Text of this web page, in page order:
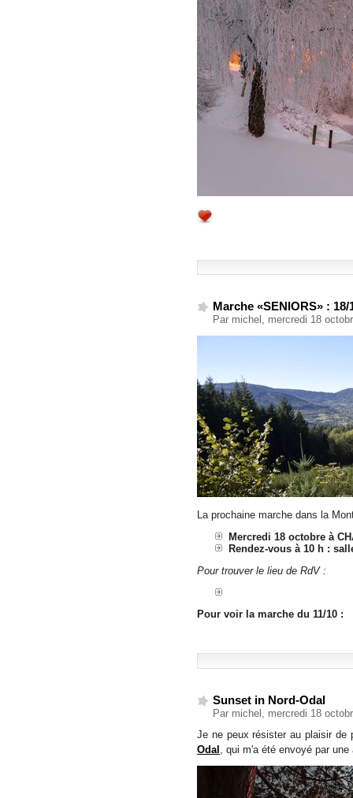
Marche «SENIORS» : 18/
Par michel, mercredi 18
La prochaine marche dans la
Mercredi 18 octobre à
Rendez-vous à 10 h :
Pour trouver le lieu de RdV :
Pour voir la marche du 11/10 :
Sunset in Nord-Odal
Par michel, mercredi 18
Je ne peux résister au plaisir de
Odal , qui m'a été envoyé par